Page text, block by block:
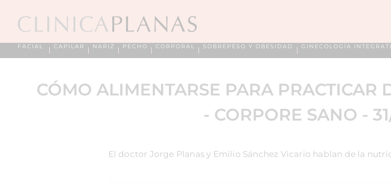
FACIAL CAPILAR NARIZ PECHO CORPORAL SOBREPESO Y OBESIDAD GINECOLOGÍA
CÓMO ALIMENTARSE PARA PRACTICAR
- CORPORE SANO -
El doctor Jorge Planas y Emilio Sánchez Vicario hablan de la